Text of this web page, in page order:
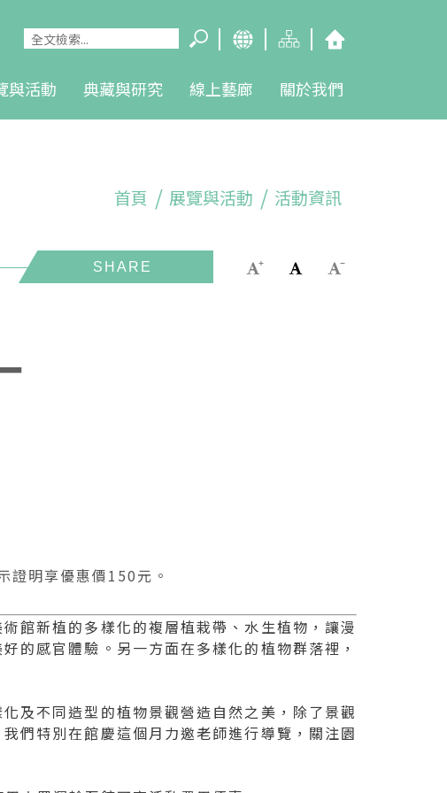
與活動 典藏與研究 線上藝廊 關於我們
首頁 展覽與活動 活動資訊
證明享優惠價150元。
館新植的多樣化的複層植栽帶、水生植物，讓漫
的感官體驗。另一方面在多樣化的植物群落裡，
及不同造型的植物景觀營造自然之美，除了景觀
們特別在館慶這個月力邀老師進行導覽，關注園